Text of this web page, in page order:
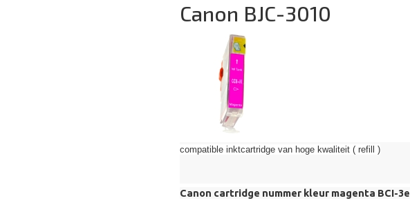
Canon BJC-3010
compatible inktcartridge van hoge kwaliteit ( refill )
Canon cartridge nummer kleur magenta BCI-